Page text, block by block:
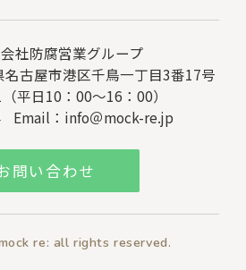
社防腐営業グループ
古屋市港区千鳥一丁目3番17号
平日10：00～16：00）
Email： info＠mock-re.jp
問い合わせ
re: all rights reserved.